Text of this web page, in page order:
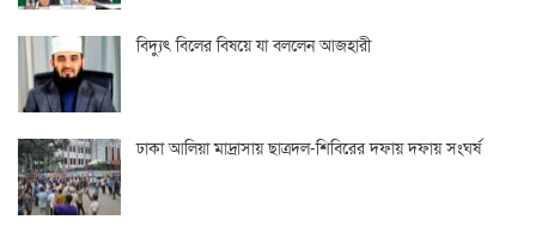
বিদ্যুৎ বিলের বিষয়ে যা বললেন আজহারী
ঢাকা আলিয়া মাদ্রাসায় ছাত্রদল-শিবিরের দফায় দফায় সংঘর্ষ